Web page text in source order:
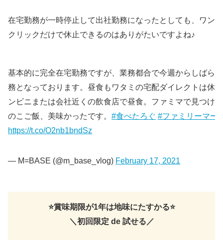
在宅勤務が一時停止して出社勤務になったとしても、ワン
クリックだけで休止できるのはありがたいですよね♪
基本的に完全在宅勤務ですが、業務都合で今週からしばら
務となっております。昼食もワタミの宅配ダイレクトは休
ンビニまたは会社近くの飲食店で昼食。ファミマで見つけ
のこご飯、美味かったです。 #食べたろぐ #ファミリーマー
https://t.co/O2nb1bndSz
— M=BASE (@m_base_vlog) February 17, 2021
⭐️賞味期限が1年は地味にたすかる⭐️
＼初回限定 de 試せる／